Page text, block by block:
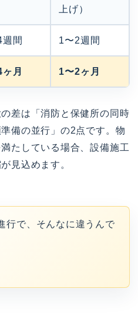
上げ）
週間 1〜2週間
月 1〜2ヶ月
差は「消防と保健所の同時
備の並行」の2点です。物
たしている場合、設備施工
見込めます。
行で、そんなに違うんで